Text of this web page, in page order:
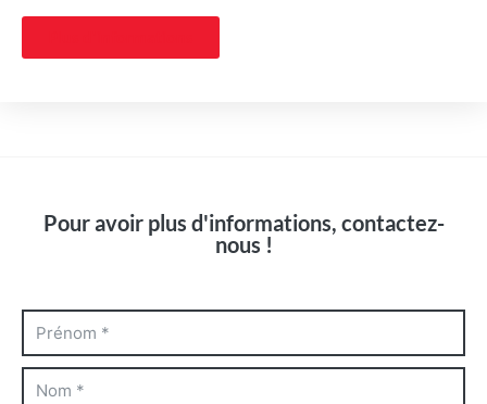
Pour avoir plus d'informations, contactez-
nous !